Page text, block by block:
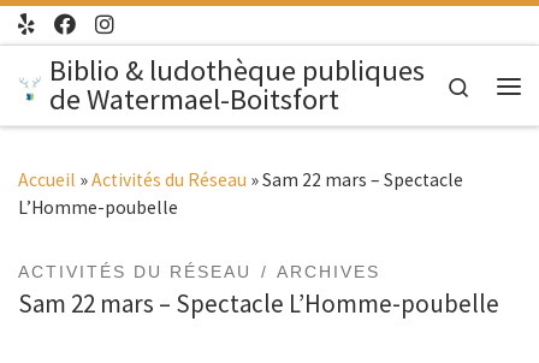
Passer au contenu
Biblio & ludothèque publiques
de Watermael-Boitsfort
Search
Accueil »Activités du Réseau »Sam 22 mars – Spectacle
L’Homme-poubelle
ACTIVITÉS DU RÉSEAU ARCHIVES
Sam 22 mars – Spectacle L’Homme-poubelle